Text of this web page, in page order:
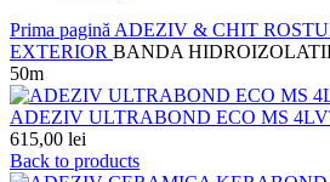
Prima pagină ADEZIV & CHIT
EXTERIOR BANDA
50m
ADEZIV ULTRABOND ECO MS
615,00 lei
Back to products